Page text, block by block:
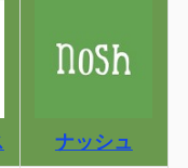
ナッシュ